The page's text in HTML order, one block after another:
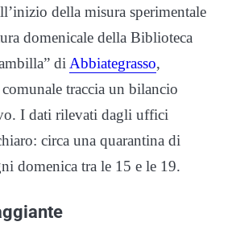
della misura sperimentale
domenicale della Biblioteca
di Abbiategrasso,
traccia un bilancio
I dati rilevati dagli uffici
circa una quarantina di
domenica tra le 15 e le 19.